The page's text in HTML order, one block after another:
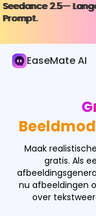
Seedance 2.5—
Prompt.
Seedance 2.5—
Prompt.
EaseMate AI
AI Afbeelding
Afbeeldingstools
GPT Image
Nano Banana
Maak
gratis. Als
nu afbeeldingen
over